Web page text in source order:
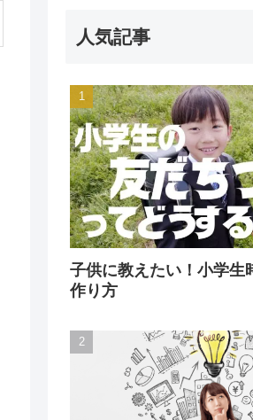
人気記事
子供に教えたい！小学生
作り方